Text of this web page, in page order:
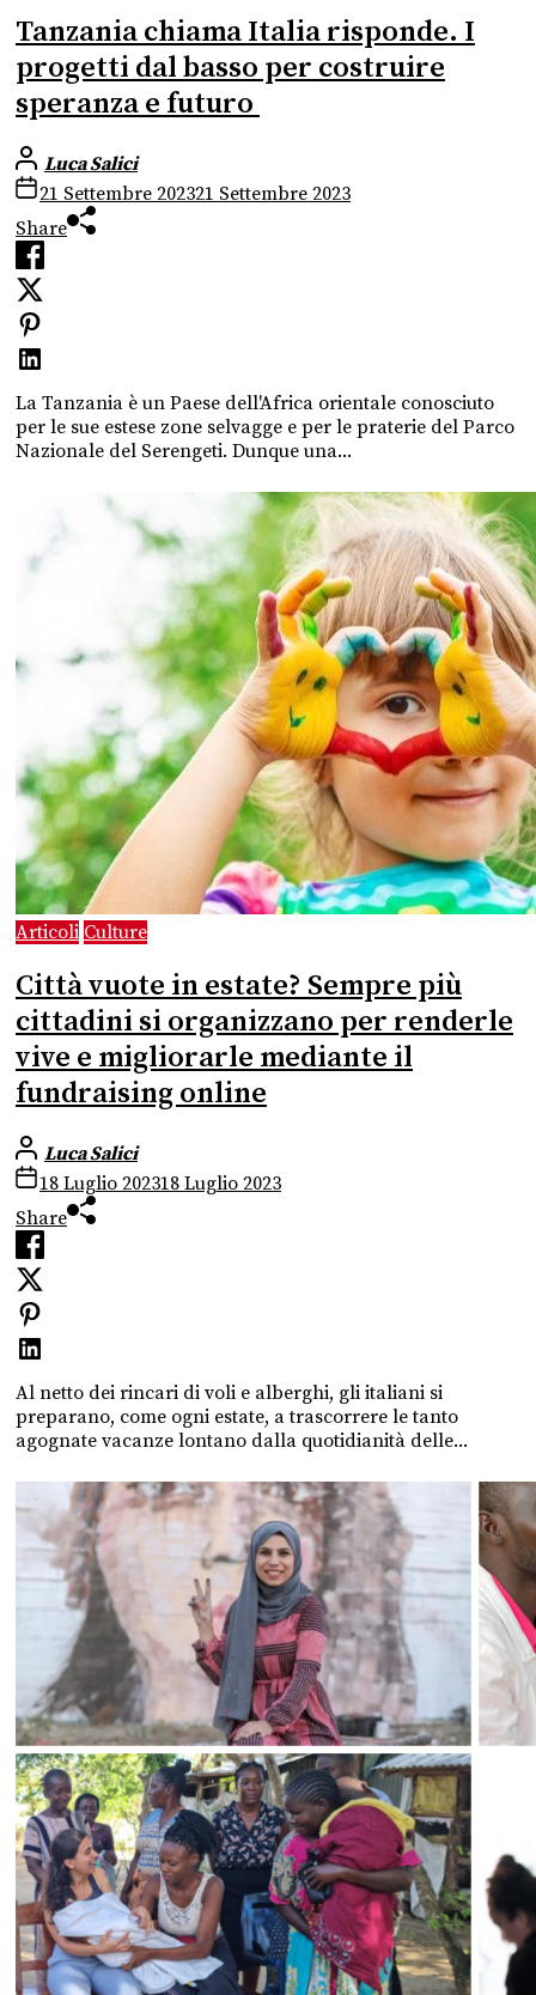
Tanzania chiama Italia risponde. I
progetti dal basso per costruire
speranza e futuro
Luca Salici
21 Settembre 202321 Settembre 2023
Share
La Tanzania è un Paese dell'Africa orientale conosciuto
per le sue estese zone selvagge e per le praterie del Parco
Nazionale del Serengeti. Dunque una...
Articoli Culture
Città vuote in estate? Sempre più
cittadini si organizzano per renderle
vive e migliorarle mediante il
fundraising online
Luca Salici
18 Luglio 202318 Luglio 2023
Share
Al netto dei rincari di voli e alberghi, gli italiani si
preparano, come ogni estate, a trascorrere le tanto
agognate vacanze lontano dalla quotidianità delle...